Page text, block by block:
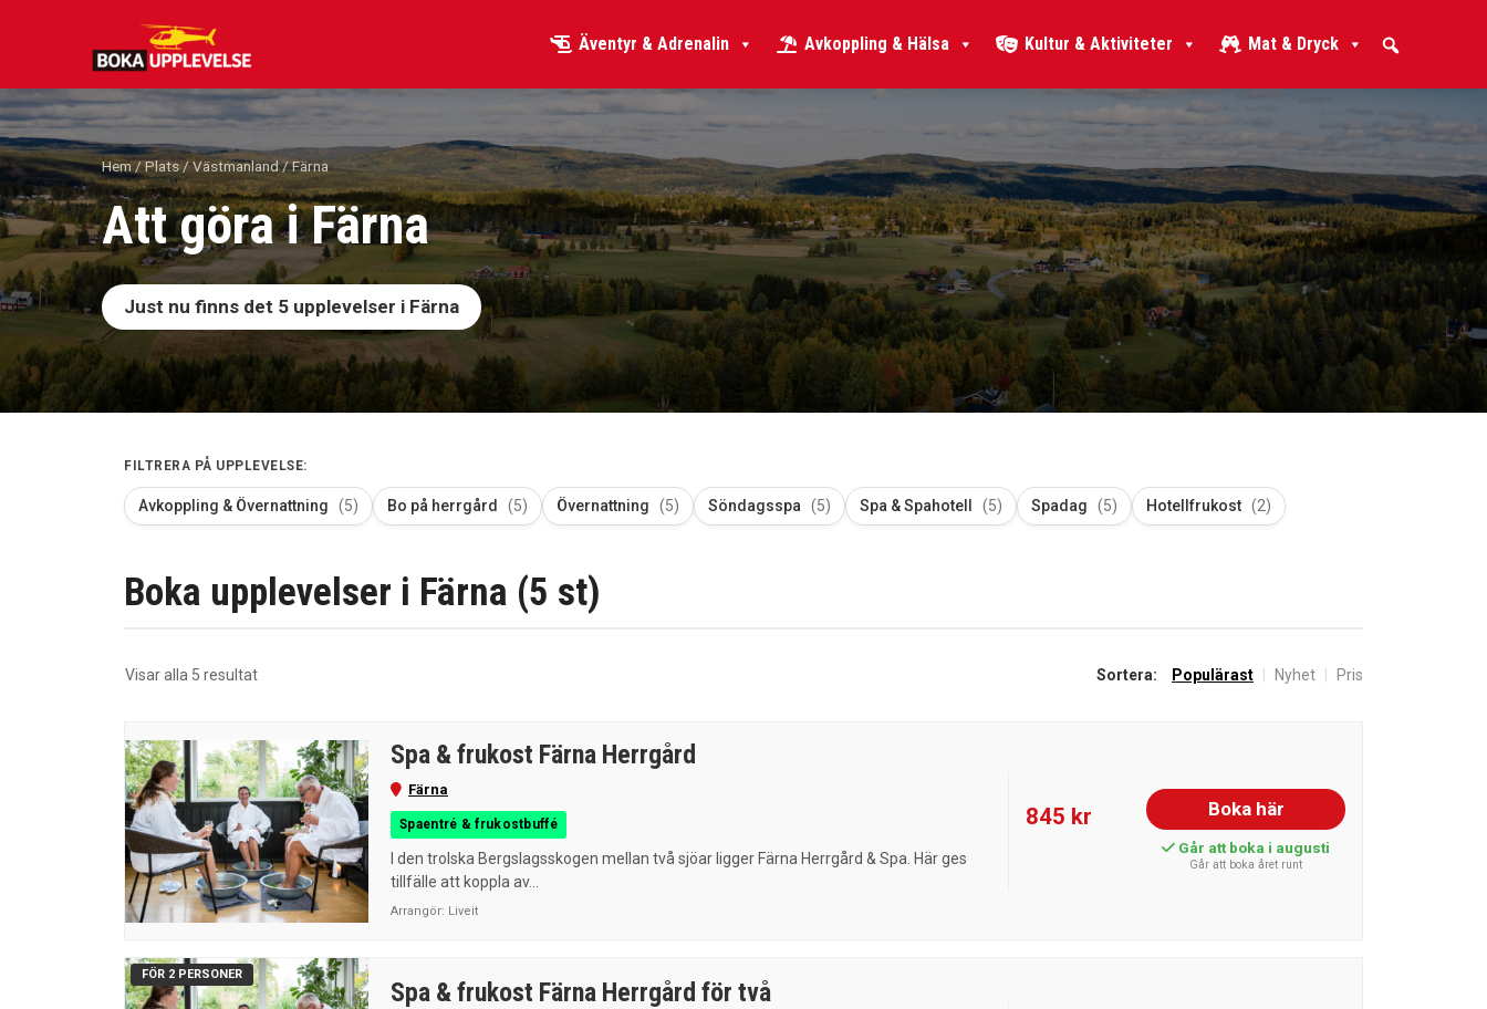
Äventyr & Adrenalin Avkoppling & Hälsa Kultur & Aktiviteter Mat & Dryck
Hem/Plats/ Västmanland/ Färna
Att göra i Färna
Just nu finns det 5 upplevelser i Färna
FILTRERA PÅ UPPLEVELSE:
Avkoppling & Övernattning (5) Bo på herrgård (5) Övernattning (5) Söndagsspa (5) Spa & Spahotell (5) Spadag (5) Hotellfrukost (2)
Boka upplevelser i Färna (5 st)
Visar alla 5 resultatSortera
Sortera: Populärast Nyhet Pris
Spa & frukost Färna Herrgård
Färna
Spaentré & frukostbuffé
I den trolska Bergslagsskogen mellan två sjöar ligger Färna Herrgård & Spa. Här ges
tillfälle att koppla av...
Arrangör: Liveit
845 kr Boka här
Går att boka i augusti
Går att boka året runt
FÖR 2 PERSONER
Spa & frukost Färna Herrgård för två